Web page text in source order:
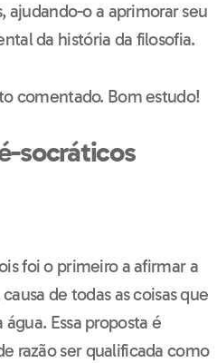
ajudando-o a aprimorar seu
da história da filosofia.
comentado. Bom estudo!
socráticos
foi o primeiro a afirmar a
de todas as coisas que
Essa proposta é
razão ser qualificada como